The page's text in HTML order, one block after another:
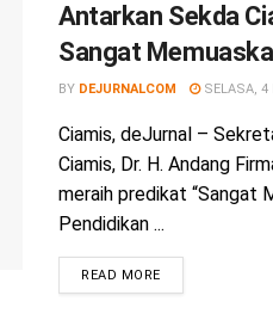
Antarkan Sekda
Sangat
BY DEJURNALCOM SELASA, 4
Ciamis, deJurnal –
Ciamis, Dr. H. Andang
meraih predikat “Sangat
Pendidikan ...
READ MORE